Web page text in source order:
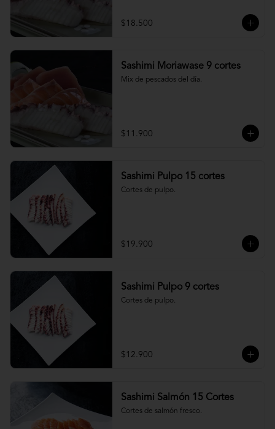
$18.500
Sashimi Moriawase 9 cortes
Mix de pescados del día.
$11.900
Sashimi Pulpo 15 cortes
Cortes de pulpo.
$19.900
Sashimi Pulpo 9 cortes
Cortes de pulpo.
$12.900
Sashimi Salmón 15 Cortes
Cortes de salmón fresco.